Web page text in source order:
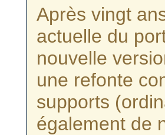
Après vingt
actuelle du
nouvelle
une refonte
supports
également de